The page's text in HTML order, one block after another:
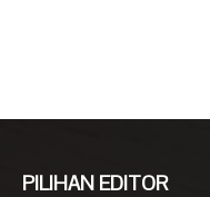
PILIHAN EDITOR